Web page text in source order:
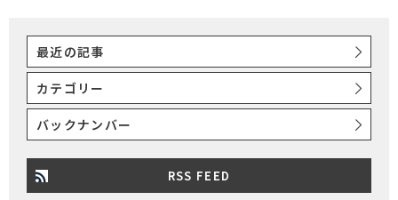
最近の記事
カテゴリー
バックナンバー
RSS FEED